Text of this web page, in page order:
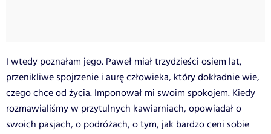
I wtedy poznałam jego. Paweł miał trzydzieści osiem lat,
przenikliwe spojrzenie i aurę człowieka, który dokładnie wie,
czego chce od życia. Imponował mi swoim spokojem. Kiedy
rozmawialiśmy w przytulnych kawiarniach, opowiadał o
swoich pasjach, o podróżach, o tym, jak bardzo ceni sobie